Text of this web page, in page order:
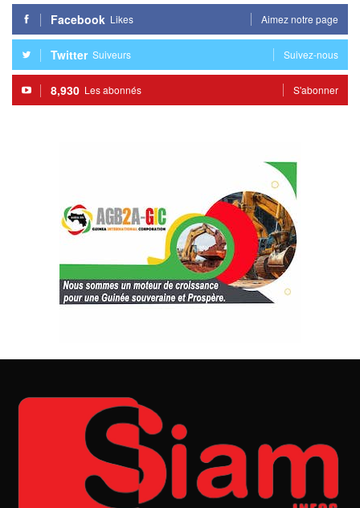
Facebook Likes Aimez notre page
Twitter Suiveurs Suivez-nous
8,930 Les abonnés S'abonner